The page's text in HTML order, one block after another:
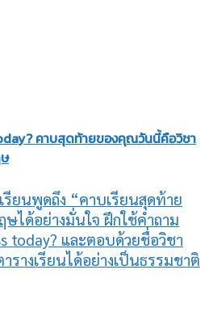
คาบสุดท้ายของคุณวันนี้คือวิชา
ยนพูดถึง “คาบเรียนสุดท้าย
ได้อย่างมั่นใจ ฝึกใช้คำถาม
today? และตอบด้วยชื่อวิชา
รางเรียนได้อย่างเป็นธรรมชาติ